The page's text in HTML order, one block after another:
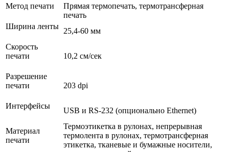
Метод печати
Прямая термопечать, термотрансферная
печать
Ширина ленты
25,4-60 мм
Скорость
печати
10,2 см/сек
Разрешение
печати
203 dpi
Интерфейсы
USB и RS-232 (опционально Ethernet)
Материал
печати
Термоэтикетка в рулонах, непрерывная
термолента в рулонах, термотрансферная
этикетка, тканевые и бумажные носители,